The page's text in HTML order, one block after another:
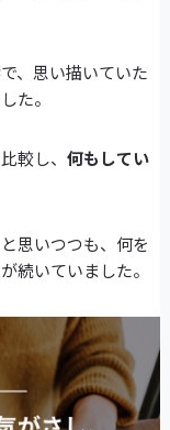
、思い描いていた
た。
較し、 何もしてい
思いつつも、何を
続いていました。